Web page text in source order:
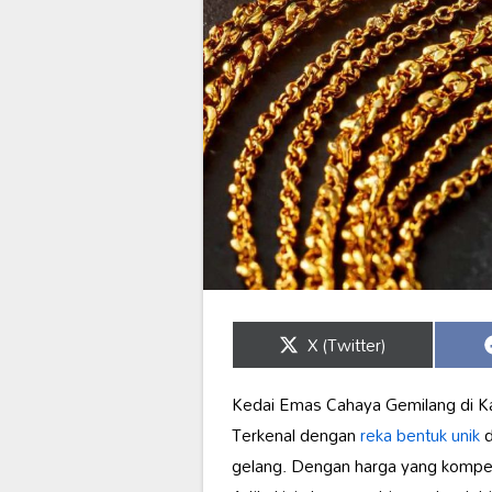
Share
on
X (Twitter)
Kedai Emas Cahaya Gemilang di
Terkenal denganreka bentuk unik
gelang. Dengan harga yang